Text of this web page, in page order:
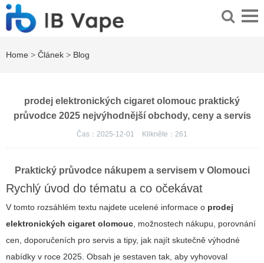
Home > Článek > Blog
prodej elektronických cigaret olomouc praktický
průvodce 2025 nejvýhodnější obchody, ceny a servis
Čas：2025-12-01 Klikněte： 261
Praktický průvodce nákupem a servisem v Olomouci
Rychlý úvod do tématu a co očekávat
V tomto rozsáhlém textu najdete ucelené informace o prodej
elektronických cigaret olomouc, možnostech nákupu, porovnání
cen, doporučeních pro servis a tipy, jak najít skutečně výhodné
nabídky v roce 2025. Obsah je sestaven tak, aby vyhovoval